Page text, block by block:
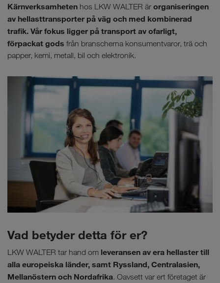
Kärnverksamheten hos LKW WALTER är organiseringen
av hellasttransporter på väg och med kombinerad
trafik. Vår fokus ligger på transport av ofarligt,
förpackat gods från branscherna konsumentvaror, trä och
papper, kemi, metall, bil och elektronik.
Vad betyder detta för er?
LKW WALTER tar hand om leveransen av era hellaster till
alla europeiska länder, samt Ryssland, Centralasien,
Mellanöstern och Nordafrika. Oavsett var ert företaget är